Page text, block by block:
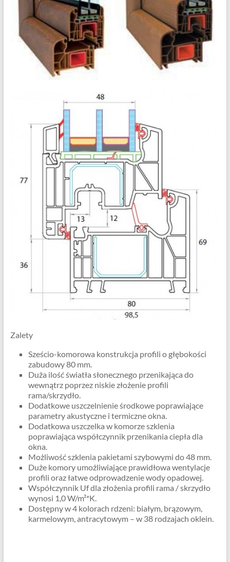
Zalety
Sześcio-komorowa konstrukcja profili o głębokości
zabudowy 80 mm.
Duża ilość światła słonecznego przenikająca do
wewnątrz poprzez niskie złożenie profili
rama/skrzydło.
Dodatkowe uszczelnienie środkowe poprawiające
parametry akustyczne i termiczne okna.
Dodatkowa uszczelka w komorze szklenia
poprawiająca współczynnik przenikania ciepła dla
okna.
Możliwość szklenia pakietami szybowymi do 48 mm.
Duże komory umożliwiające prawidłowa wentylacje
profili oraz łatwe odprowadzenie wody opadowej.
Współczynnik Uf dla złożenia profili rama / skrzydło
wynosi 1,0 W/m²*K.
Dostępny w 4 kolorach rdzeni: białym, brązowym,
karmelowym, antracytowym – w 38 rodzajach oklein.